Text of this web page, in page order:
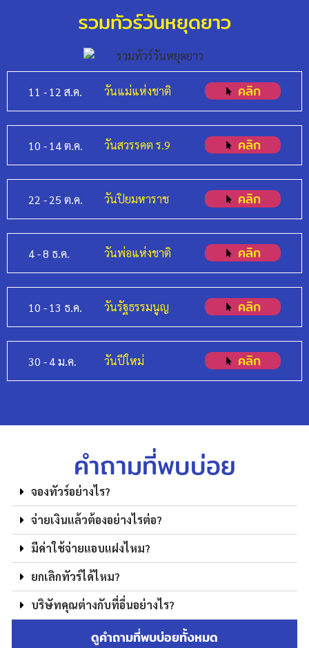
รวมทัวร์วันหยุดยาว
11 -12 ส.ค. วันแม่แห่งชาติ คลิก
10 -14 ต.ค. วันสวรรคต ร.9 คลิก
22 -25 ต.ค. วันปิยมหาราช คลิก
4 -8 ธ.ค. วันพ่อแห่งชาติ คลิก
10 -13 ธ.ค. วันรัฐธรรมนูญ คลิก
30 -4 ม.ค. วันปีใหม่ คลิก
คำถามที่พบบ่อย
จองทัวร์อย่างไร?
จ่ายเงินแล้วต้องอย่างไรต่อ?
มีค่าใช้จ่ายแอบแฝงไหม?
ยกเลิกทัวร์ได้ไหม?
บริษัทคุณต่างกับที่อื่นอย่างไร?
ดูคำถามที่พบบ่อยทั้งหมด